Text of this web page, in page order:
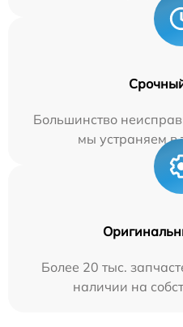
Большинство
мы устраняем в
Более 20 тыс.
наличии на